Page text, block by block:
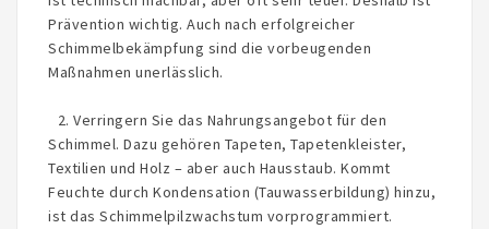
Prävention wichtig. Auch nach erfolgreicher
Schimmelbekämpfung sind die vorbeugenden
Maßnahmen unerlässlich.
2. Verringern Sie das Nahrungsangebot für den
Schimmel. Dazu gehören Tapeten, Tapetenkleister,
Textilien und Holz – aber auch Hausstaub. Kommt
Feuchte durch Kondensation (Tauwasserbildung) hinzu,
ist das Schimmelpilzwachstum vorprogrammiert.